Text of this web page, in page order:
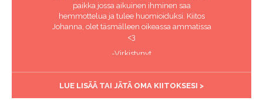
paikka jossa aikuinen ihminen saa
hemmottelua ja tulee huomioiduksi. Kiitos
Johanna, olet täsmälleen oikeassa ammatissa
<3
-Virkistynyt
LUE LISÄÄ TAI JÄTÄ OMA KIITOKSESI >